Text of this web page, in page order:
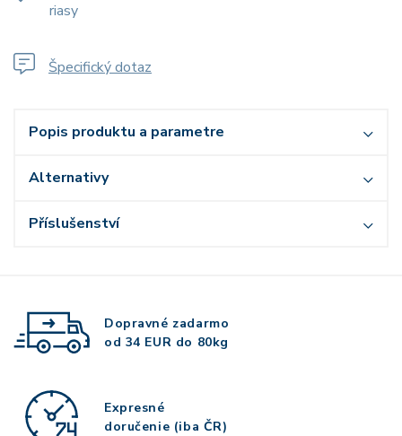
riasy
Špecifický dotaz
Popis produktu a parametre
Alternativy
Příslušenství
Dopravné zadarmo
od 34 EUR do 80kg
Expresné
doručenie (iba ČR)